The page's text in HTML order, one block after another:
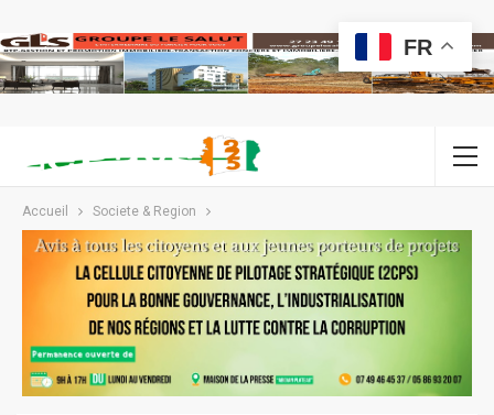
Accueil Societe & Region
FR